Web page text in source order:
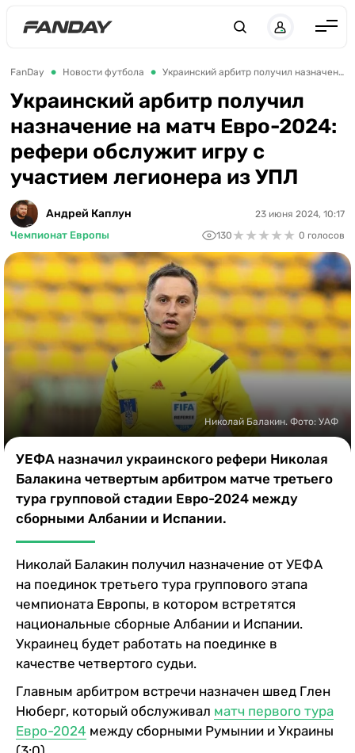
Англия
Испания
Германия
Италия
Франция
Украина
ЛЧ
ЛЕ
ЧЕ-2028
Букмекеры
Казино
FanDay Новости футбола Украинский арбитр получил назначение на матч Евро-2024: рефери обслужит игру с участием легионера из УПЛ
Украинский арбитр получил
назначение на матч Евро-2024:
рефери обслужит игру с
участием легионера из УПЛ
Андрей Каплун
Чемпионат Европы
23 июня 2024, 10:17
130 ★★★★★
★★★★★ 0 голосов
Николай Балакин. Фото: УАФ
УЕФА назначил украинского рефери Николая
Балакина четвертым арбитром матче третьего
тура групповой стадии Евро-2024 между
сборными Албании и Испании.
Николай Балакин получил назначение от УЕФА
на поединок третьего тура группового этапа
чемпионата Европы, в котором встретятся
национальные сборные Албании и Испании.
Украинец будет работать на поединке в
качестве четвертого судьи.
Главным арбитром встречи назначен швед Глен
Нюберг, который обслуживал матч первого тура
Евро-2024 между сборными Румынии и Украины